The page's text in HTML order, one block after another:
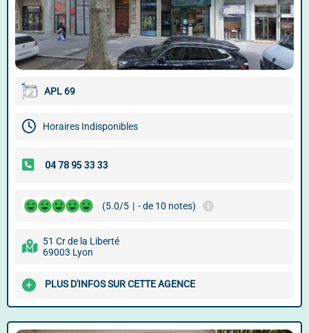
APL 69
Horaires Indisponibles
(5.0/5 | - de 10 notes)
51 Cr de la Liberté
69003 Lyon
PLUS D'INFOS SUR CETTE AGENCE